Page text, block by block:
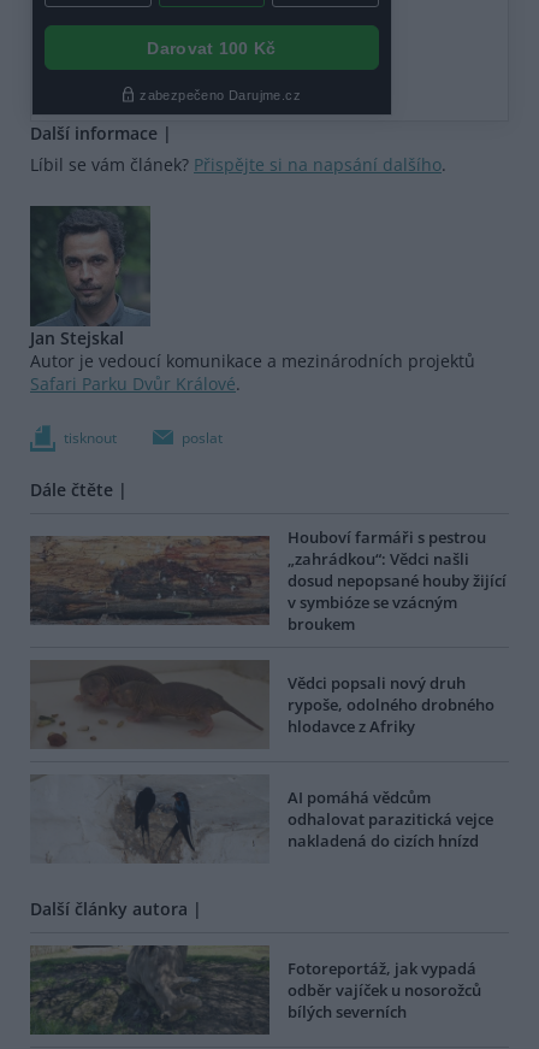
Další informace |
Líbil se vám článek? Přispějte si na napsání dalšího.
Jan Stejskal
Autor je vedoucí komunikace a mezinárodních projektů
Safari Parku Dvůr Králové.
tisknout poslat
Dále čtěte |
Houboví farmáři s pestrou
„zahrádkou“: Vědci našli
dosud nepopsané houby žijící
v symbióze se vzácným
broukem
Vědci popsali nový druh
rypoše, odolného drobného
hlodavce z Afriky
AI pomáhá vědcům
odhalovat parazitická vejce
nakladená do cizích hnízd
Další články autora |
Fotoreportáž, jak vypadá
odběr vajíček u nosorožců
bílých severních